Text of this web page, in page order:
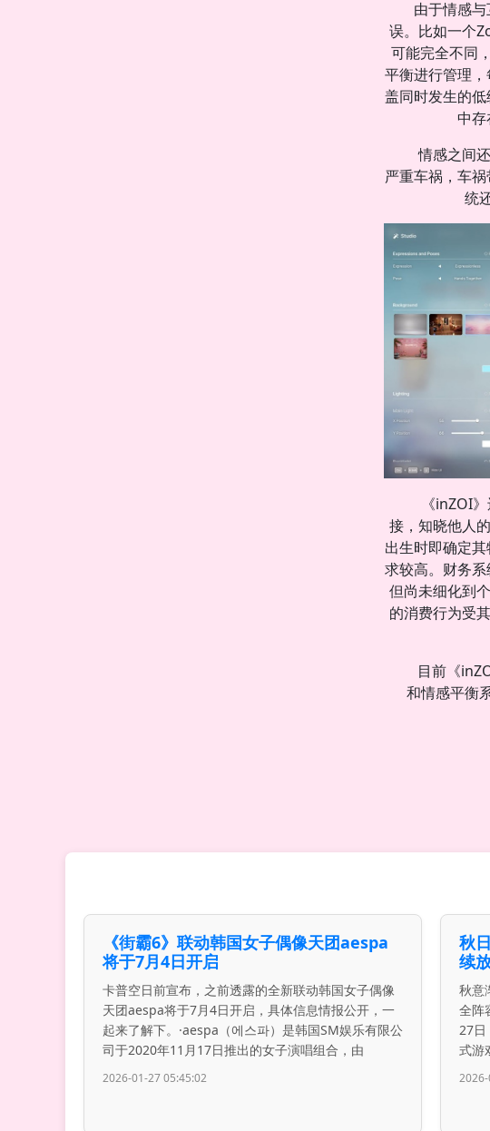
由于情感
误。比如一个
可能完全不同
平衡进行管理
盖同时发生的
中存
情感之间
严重车祸，车
统
《inZOI
接，知晓他人
出生时即确定
求较高。财务
但尚未细化到
的消费行为受
目前《
和情感平衡
《街霸6》联动韩国女子偶像天团aespa
将于7月4日开启
卡普空日前宣布，之前透露的全新联动韩国女子偶像
天团aespa将于7月4日开启，具体信息情报公开，一
起来了解下。·aespa（에스파）是韩国SM娱乐有限公
司于2020年11月17日推出的女子演唱组合，由
2026-01-27 05:45:02
秋
续
秋意
全阵
27日
式游